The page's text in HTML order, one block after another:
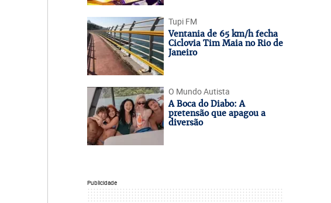
Tupi FM
Ventania de 65 km/h fecha
Ciclovia Tim Maia no Rio de
Janeiro
O Mundo Autista
A Boca do Diabo: A
pretensão que apagou a
diversão
Publicidade